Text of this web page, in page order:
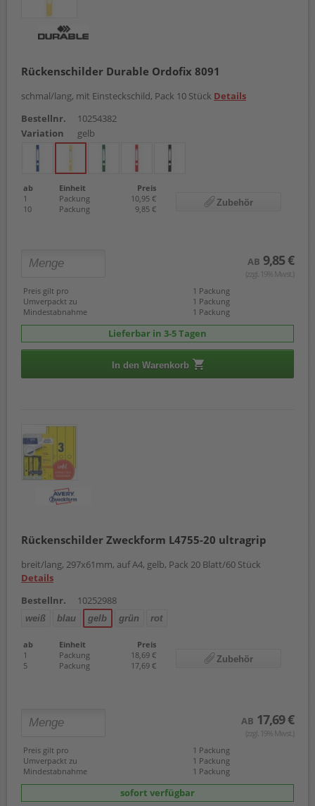
Rückenschilder Durable Ordofix 8091
schmal/lang, mit Einsteckschild, Pack 10 Stück Details
Bestellnr.
10254382
Variation
gelb
ab Einheit
Preis
1
Packung
10,95 €
10
Packung 9,85 €
Zubehör
AB 9,85 €
(zzgl. 19% Mwst.)
Preis gilt pro
1 Packung
Umverpackt zu
1 Packung
Mindestabnahme
1 Packung
Lieferbar in 3-5 Tagen
In den Warenkorb
Rückenschilder Zweckform L4755-20 ultragrip
breit/lang, 297x61mm, auf A4, gelb, Pack 20 Blatt/60 Stück
Details
Bestellnr.
10252988
weiß blau gelb grün rot
ab Einheit
Preis
1
Packung
18,69 €
5
Packung 17,69 €
Zubehör
AB 17,69 €
(zzgl. 19% Mwst.)
Preis gilt pro
1 Packung
Umverpackt zu
1 Packung
Mindestabnahme
1 Packung
sofort verfügbar